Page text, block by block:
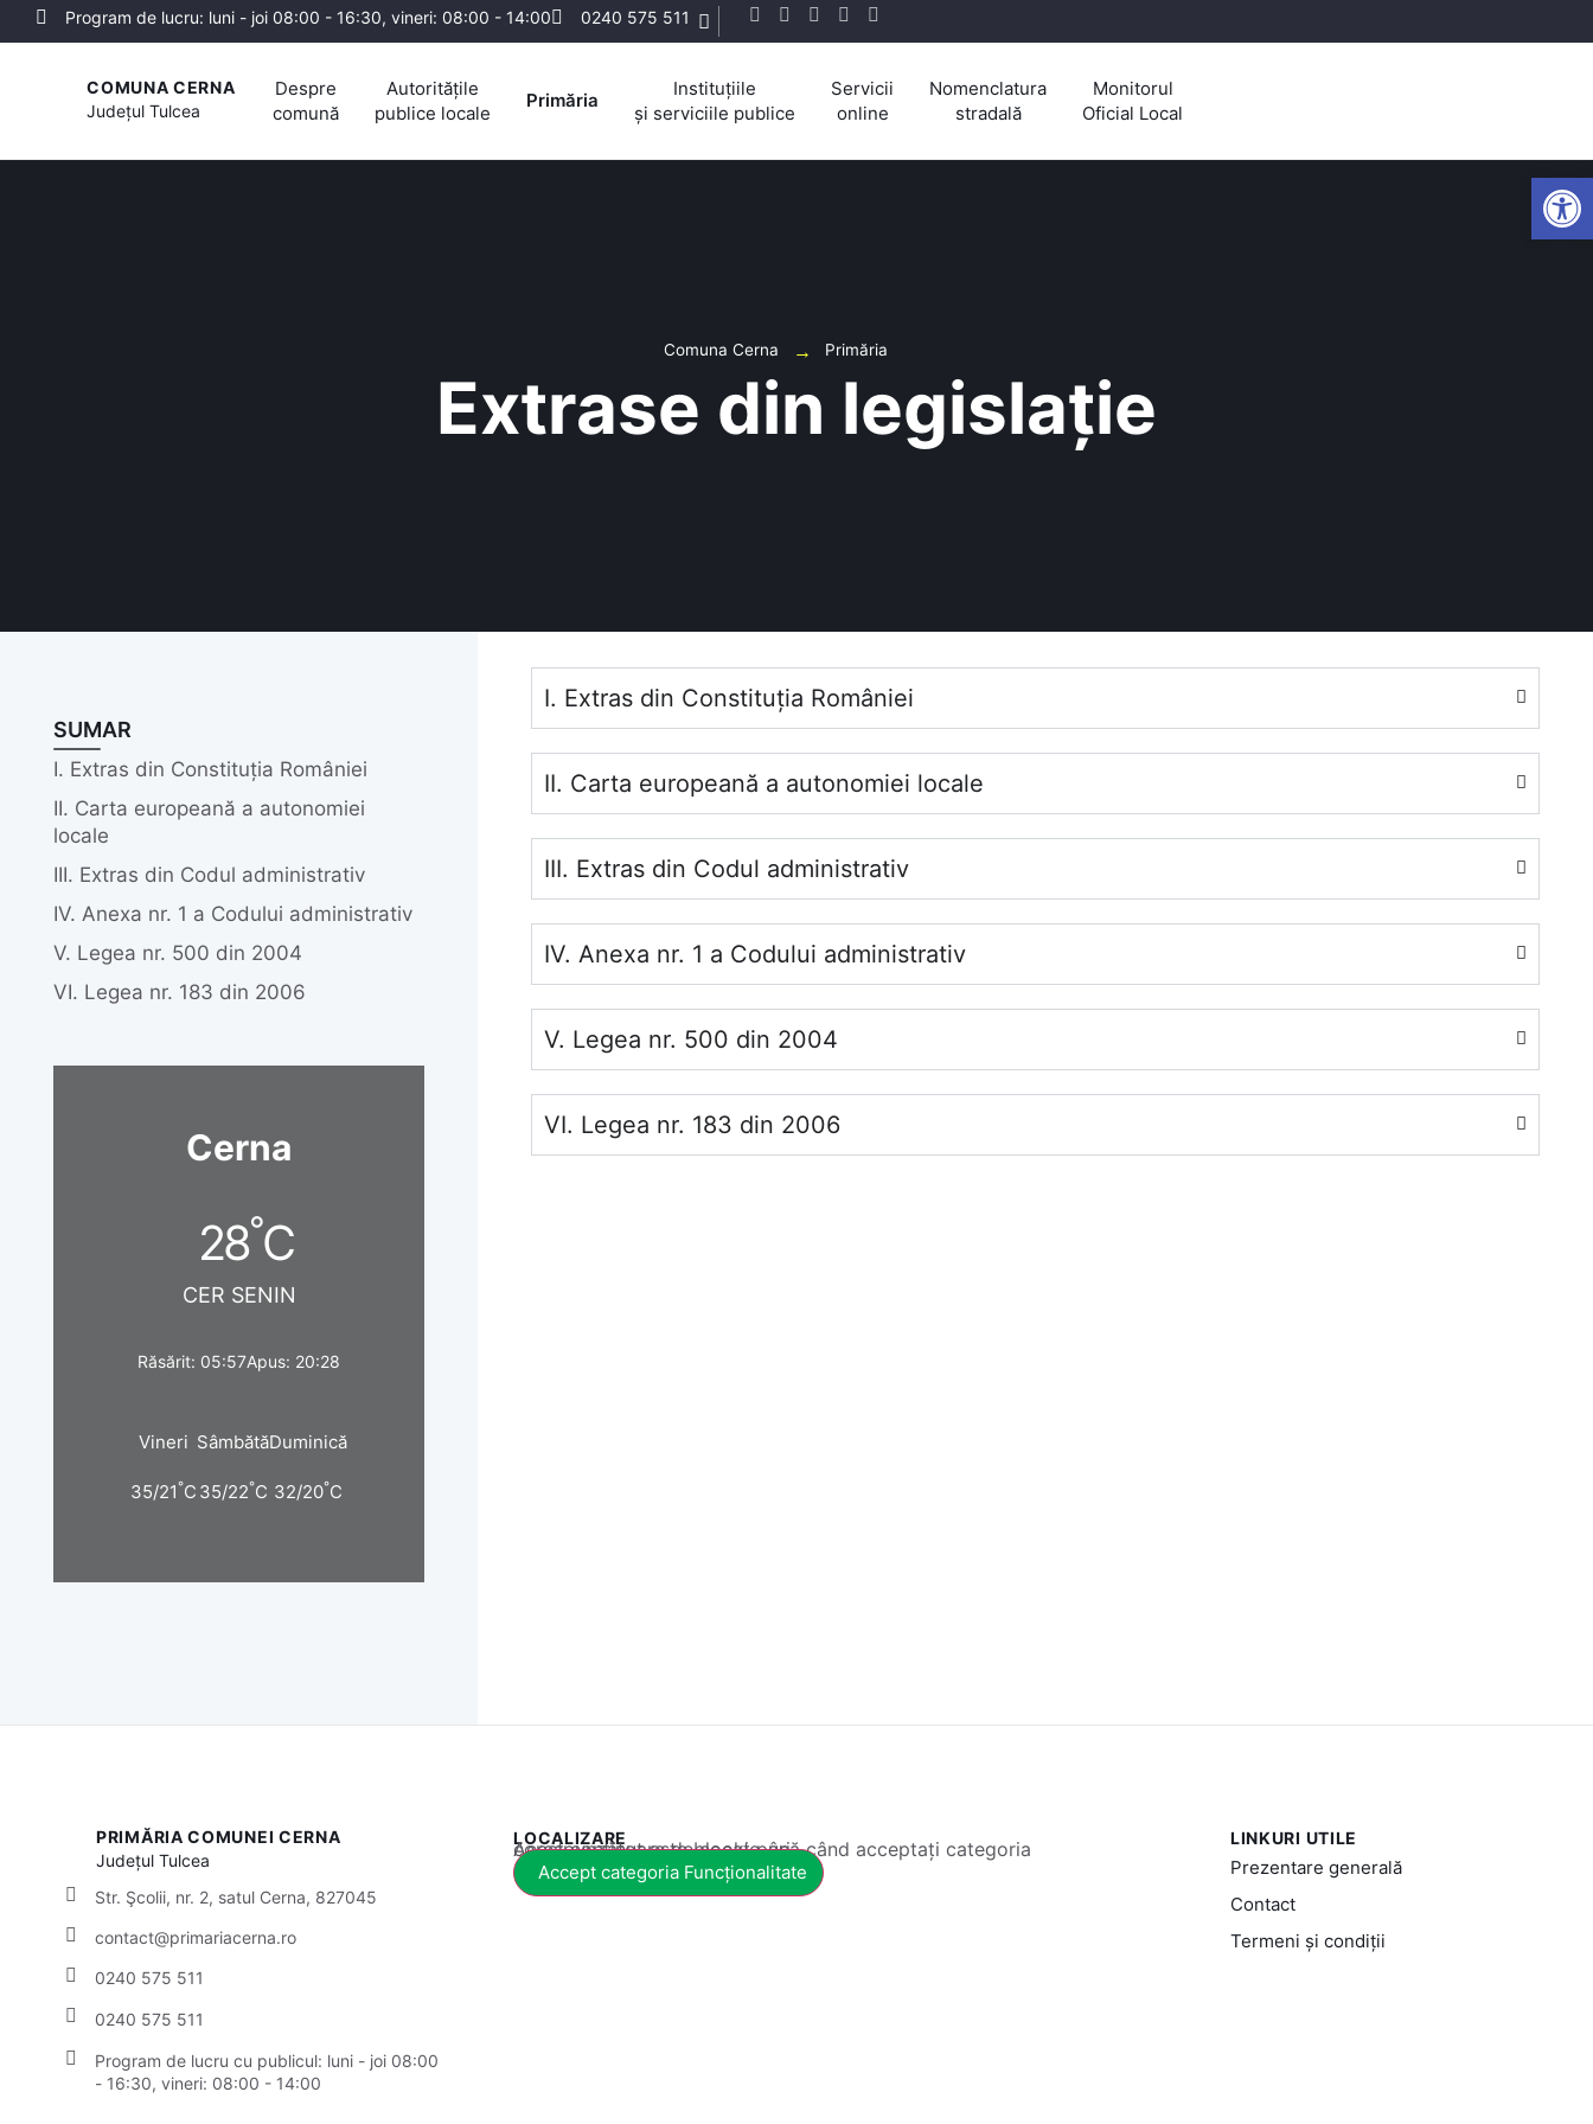
Program de lucru: luni - joi 08:00 - 16:30, vineri: 08:00 - 14:00 0240 575 511
COMUNA CERNA
JudețulTulcea
Despre
comună
Autoritățile
publice locale
Primăria
Instituțiile
și serviciile publice
Servicii
online
Nomenclatura
stradală
Monitorul
Oficial Local
Comuna Cerna Primăria
Extrase din legislație
SUMAR
I. Extras din Constituția României
II. Carta europeană a autonomiei
locale
III. Extras din Codul administrativ
IV. Anexa nr. 1 a Codului administrativ
V. Legea nr. 500 din 2004
VI. Legea nr. 183 din 2006
Cerna
28°C
CER SENIN
Răsărit: 05:57Apus: 20:28
Vineri
35/21°C
Sâmbătă
35/22°C
Duminică
32/20°C
I. Extras din Constituția României
II. Carta europeană a autonomiei locale
III. Extras din Codul administrativ
IV. Anexa nr. 1 a Codului administrativ
V. Legea nr. 500 din 2004
VI. Legea nr. 183 din 2006
PRIMĂRIA COMUNEI CERNA
JudețulTulcea
Str. Şcolii, nr. 2, satul Cerna, 827045
contact@primariacerna.ro
0240 575 511
0240 575 511
Program de lucru cu publicul: luni - joi 08:00
- 16:30, vineri: 08:00 - 14:00
LOCALIZARE
Acest conținut este blocat până când acceptați categoria corespunzătoare de cookie-uri.
Accept categoria Funcționalitate
LINKURI UTILE
Prezentare generală
Contact
Termeni și condiții